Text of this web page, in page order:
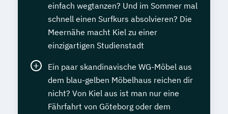
einfach wegtanzen? Und im Sommer mal
schnell einen Surfkurs absolvieren? Die
Meernähe macht Kiel zu einer
einzigartigen Studienstadt
Ein paar skandinavische WG-Möbel aus
dem blau-gelben Möbelhaus reichen dir
nicht? Von Kiel aus ist man nur eine
Fährfahrt von Göteborg oder dem